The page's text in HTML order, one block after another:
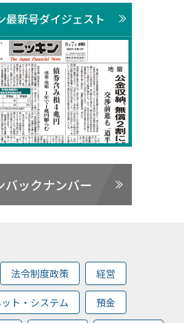
最新号ダイジェスト
バックナンバー
法令制度政策 経営
ト・システム 預金